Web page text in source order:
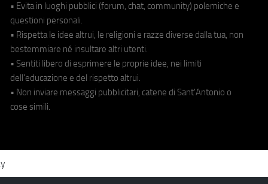
• Evita in luoghi pubblici (forum, chat, community) polemiche e
questioni personali.
• Rispetta le idee altrui, le religioni e razze diverse dalla tua, non
bestemmiare né insultare altri utenti.
• Sentiti libero di esprimere le proprie idee, nei limiti
dell'educazione e del rispetto altrui.
• Non inviare messaggi pubblicitari, catene di Sant'Antonio o
cose simili.